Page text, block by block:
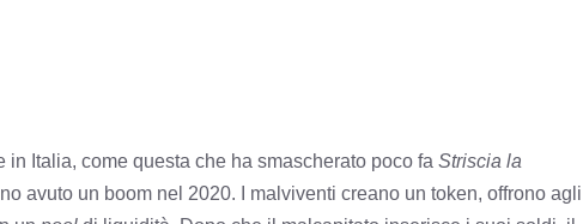
in Italia, come questa che ha smascherato poco fa Striscia la
avuto un boom nel 2020. I malviventi creano un token, offrono agli